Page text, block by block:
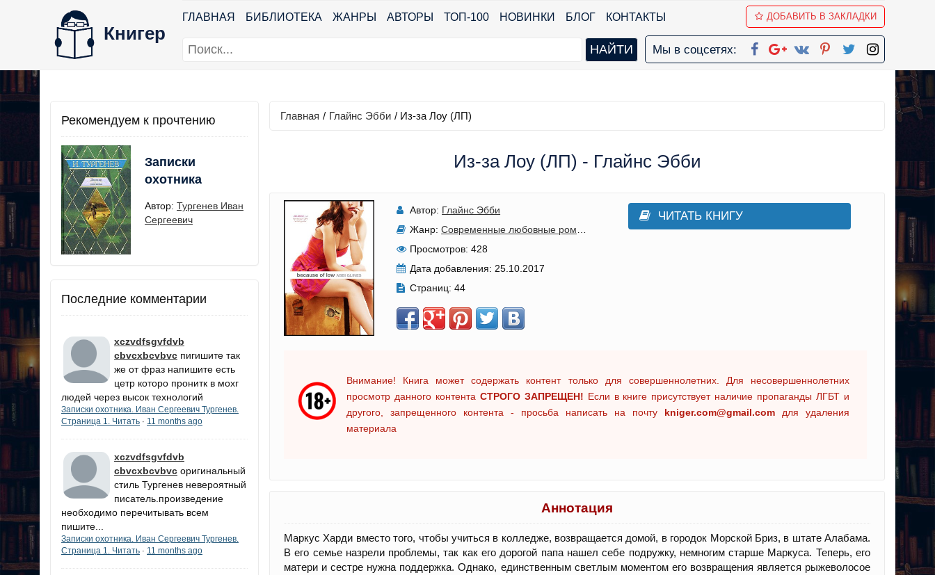
Книгер
ГЛАВНАЯ БИБЛИОТЕКА ЖАНРЫ АВТОРЫ ТОП-100 НОВИНКИ БЛОГ КОНТАКТЫ ДОБАВИТЬ В ЗАКЛАДКИ
Мы в соцсетях:
Рекомендуем к прочтению
Записки
охотника
Автор: Тургенев Иван
Сергеевич
Последние комментарии
xczvdfsgvfdvb
cbvcxbcvbvc пигишите так
же от фраз напишите есть
цетр которо пронитк в мохг
людей через высок технологий
Записки охотника. Иван Сергеевич Тургенев.
Страница 1. Читать · 11 months ago
xczvdfsgvfdvb
cbvcxbcvbvc оригинальный
стиль Тургенев невероятный
писатель.произведение
необходимо перечитывать всем
пишите...
Записки охотника. Иван Сергеевич Тургенев.
Страница 1. Читать · 11 months ago
Главная / Глайнс Эбби / Из-за Лоу (ЛП)
Из-за Лоу (ЛП) - Глайнс Эбби
Автор: Глайнс Эбби
Жанр: Современные любовные романы
Просмотров: 428
Дата добавления: 25.10.2017
Страниц: 44
ЧИТАТЬ КНИГУ
Внимание! Книга может содержать контент только для совершеннолетних. Для несовершеннолетних
просмотр данного контента СТРОГО ЗАПРЕЩЕН! Если в книге присутствует наличие пропаганды ЛГБТ и
другого, запрещенного контента - просьба написать на почту kniger.com@gmail.com для удаления
материала
Аннотация
Маркус Харди вместо того, чтобы учиться в колледже, возвращается домой, в городок Морской Бриз, в штате Алабама.
В его семье назрели проблемы, так как его дорогой папа нашел себе подружку, немногим старше Маркуса. Теперь, его
матери и сестре нужна поддержка. Однако, единственным светлым моментом его возвращения является рыжеволосое